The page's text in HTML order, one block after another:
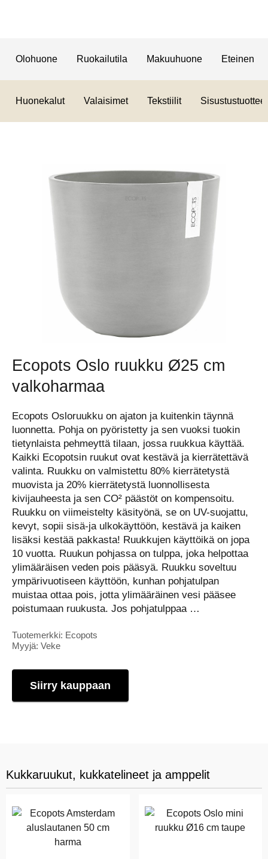
Olohuone Ruokailutila Makuuhuone Eteinen
Huonekalut Valaisimet Tekstiilit Sisustustuotteet
Ecopots Oslo ruukku Ø25 cm
valkoharmaa
Ecopots Osloruukku on ajaton ja kuitenkin täynnä
luonnetta. Pohja on pyöristetty ja sen vuoksi tuokin
tietynlaista pehmeyttä tilaan, jossa ruukkua käyttää.
Kaikki Ecopotsin ruukut ovat kestävä ja kierrätettävä
valinta. Ruukku on valmistettu 80% kierrätetystä
muovista ja 20% kierrätetystä luonnollisesta
kivijauheesta ja sen CO² päästöt on kompensoitu.
Ruukku on viimeistelty käsityönä, se on UV-suojattu,
kevyt, sopii sisä-ja ulkokäyttöön, kestävä ja kaiken
lisäksi kestää pakkasta! Ruukkujen käyttöikä on jopa
10 vuotta. Ruukun pohjassa on tulppa, joka helpottaa
ylimääräisen veden pois pääsyä. Ruukku soveltuu
ympärivuotiseen käyttöön, kunhan pohjatulpan
muistaa ottaa pois, jotta ylimääräinen vesi pääsee
poistumaan ruukusta. Jos pohjatulppaa …
Tuotemerkki: Ecopots
Myyjä: Veke
Siirry kauppaan
Kukkaruukut, kukkatelineet ja amppelit